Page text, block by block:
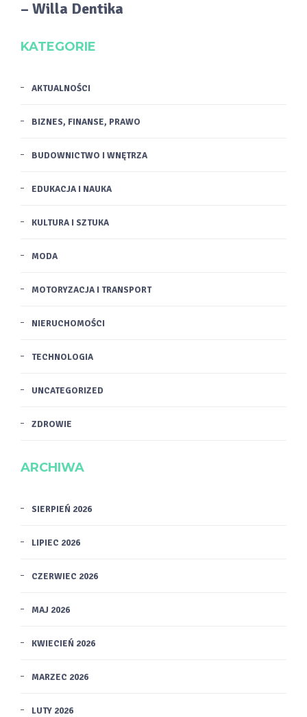
– Willa Dentika
KATEGORIE
AKTUALNOŚCI
BIZNES, FINANSE, PRAWO
BUDOWNICTWO I WNĘTRZA
EDUKACJA I NAUKA
KULTURA I SZTUKA
MODA
MOTORYZACJA I TRANSPORT
NIERUCHOMOŚCI
TECHNOLOGIA
UNCATEGORIZED
ZDROWIE
ARCHIWA
SIERPIEŃ 2026
LIPIEC 2026
CZERWIEC 2026
MAJ 2026
KWIECIEŃ 2026
MARZEC 2026
LUTY 2026